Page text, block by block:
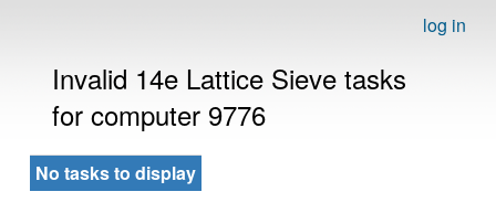
log in
Invalid 14e Lattice Sieve tasks
for computer 9776
No tasks to display